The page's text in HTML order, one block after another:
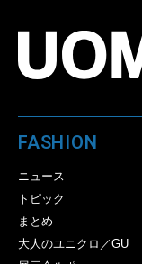
FASHION
ニュース
トピック
まとめ
大人のユニクロ／GU